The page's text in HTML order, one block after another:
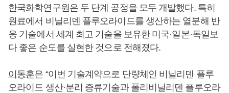
한국화학연구원은 두 단계 공정을 모두 개발했다. 특히
원료에서 비닐리덴 플루오라이드를 생산하는 열분해 반
응 기술에서 세계 최고 기술을 보유한 미국·일본·독일보
다 좋은 순도를 실현한 것으로 전해졌다.
이동훈은 “이번 기술계약으로 단량체인 비닐리덴 플루
오라이드 생산·분리 증류기술과 폴리비닐리덴 플루오라